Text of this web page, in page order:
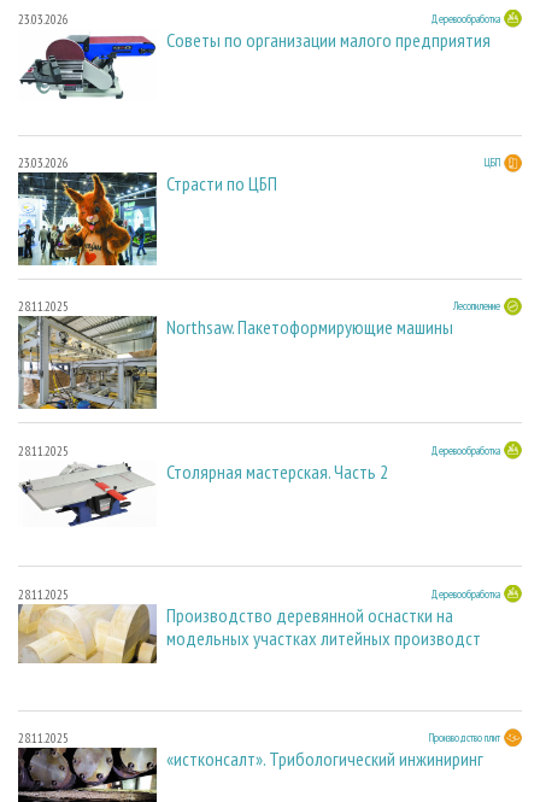
23.03.2026 Деревообработка
Советы по организации малого предприятия
23.03.2026 ЦБП
Страсти по ЦБП
28.11.2025 Лесопиление
Northsaw. Пакетоформирующие машины
28.11.2025 Деревообработка
Столярная мастерская. Часть 2
28.11.2025 Деревообработка
Производство деревянной оснастки на
модельных участках литейных производст
28.11.2025 Производство плит
«истконсалт». Трибологический инжиниринг